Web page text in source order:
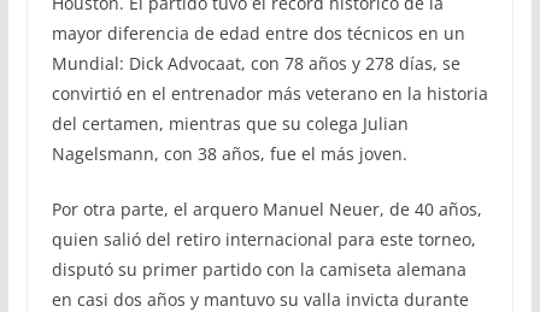
mayor diferencia de edad entre dos técnicos en un
Mundial: Dick Advocaat, con 78 años y 278 días, se
convirtió en el entrenador más veterano en la historia
del certamen, mientras que su colega Julian
Nagelsmann, con 38 años, fue el más joven.
Por otra parte, el arquero Manuel Neuer, de 40 años,
quien salió del retiro internacional para este torneo,
disputó su primer partido con la camiseta alemana
en casi dos años y mantuvo su valla invicta durante